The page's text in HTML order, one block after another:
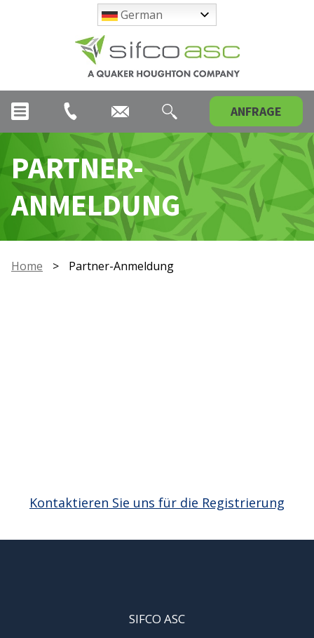
German
ANFRAGE
PARTNER-
ANMELDUNG
Home > Partner-Anmeldung
Kontaktieren Sie uns für die Registrierung
SIFCO ASC